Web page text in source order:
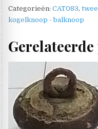
Categorieën:CAT083,
kogelknoop - balknoop